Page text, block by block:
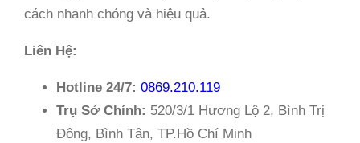
cách nhanh chóng và hiệu quả.
Liên Hệ:
Hotline 24/7: 0869.210.119
Trụ Sở Chính: 520/3/1 Hương Lộ 2, Bình Trị
Đông, Bình Tân, TP.Hồ Chí Minh